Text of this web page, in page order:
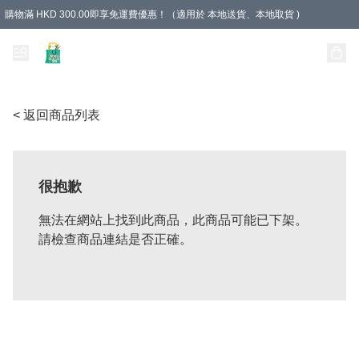
購物滿 HKD 300.00即享免運費優惠！（適用於 本地送貨、本地取貨 )
< 返回商品列表
很抱歉
無法在網站上找到此商品，此商品可能已下架。
請檢查商品連結是否正確。